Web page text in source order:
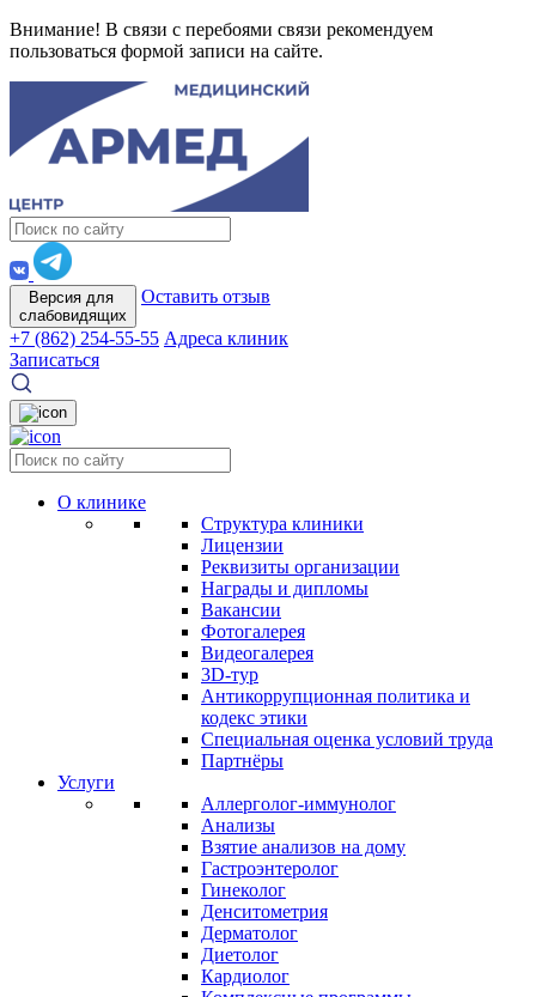
Внимание! В связи с перебоями связи рекомендуем
пользоваться формой записи на сайте.
Версия для
слабовидящих
Оставить отзыв
+7 (862) 254-55-55 Адреса клиник
Записаться
О клинике
Структура клиники
Лицензии
Реквизиты организации
Награды и дипломы
Вакансии
Фотогалерея
Видеогалерея
3D-тур
Антикоррупционная политика и
кодекс этики
Специальная оценка условий труда
Партнёры
Услуги
Аллерголог-иммунолог
Анализы
Взятие анализов на дому
Гастроэнтеролог
Гинеколог
Денситометрия
Дерматолог
Диетолог
Кардиолог